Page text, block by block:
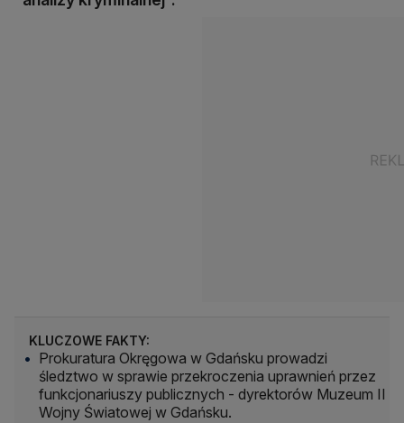
KLUCZOWE FAKTY:
Prokuratura Okręgowa w Gdańsku prowadzi
śledztwo w sprawie przekroczenia uprawnień przez
funkcjonariuszy publicznych - dyrektorów Muzeum II
Wojny Światowej w Gdańsku.